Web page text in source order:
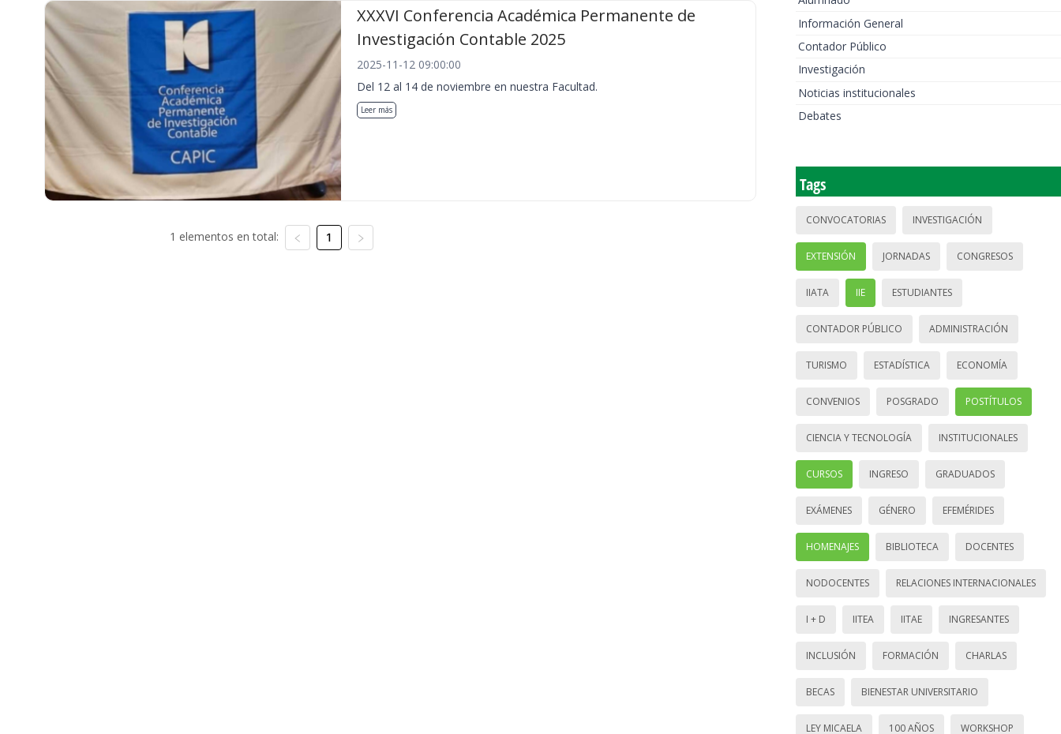
XXXVI Conferencia Académica Permanente de
Investigación Contable 2025
2025-11-12 09:00:00
Del 12 al 14 de noviembre en nuestra Facultad.
Leer más
1 elementos en total: 1
Información General
Contador Público
Investigación
Noticias institucionales
Debates
Tags
CONVOCATORIAS INVESTIGACIÓN
EXTENSIÓN JORNADAS CONGRESOS
IIATA IIE ESTUDIANTES
CONTADOR PÚBLICO ADMINISTRACIÓN
TURISMO ESTADÍSTICA ECONOMÍA
CONVENIOS POSGRADO POSTÍTULOS
CIENCIA Y TECNOLOGÍA INSTITUCIONALES
CURSOS INGRESO GRADUADOS
EXÁMENES GÉNERO EFEMÉRIDES
HOMENAJES BIBLIOTECA DOCENTES
NODOCENTES RELACIONES INTERNACIONALES
I + D IITEA IITAE INGRESANTES
INCLUSIÓN FORMACIÓN CHARLAS
BECAS BIENESTAR UNIVERSITARIO
LEY MICAELA 100 AÑOS WORKSHOP